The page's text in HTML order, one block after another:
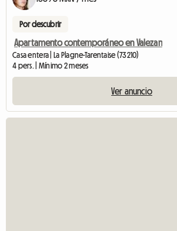
Por descubrir
Apartamento contemporáneo en Valezan
Casa entera | La Plagne-Tarentaise (73210)
4 pers. | Mínimo 2 meses
Ver anuncio